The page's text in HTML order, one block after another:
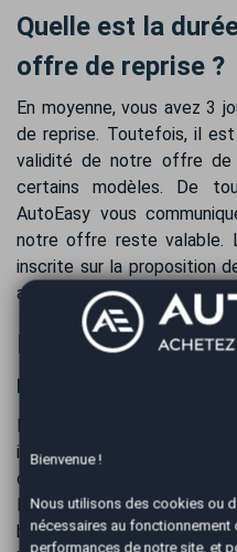
Quelle est la
offre de reprise ?
En moyenne, vous avez 3
de reprise. Toutefois, il
validité de notre offre de
certains modèles. De
AutoEasy vous
notre offre reste valable.
inscrite sur la proposition
agence.
Règlement de
reprise de votre
Nous vous payons le prix
immédiatement après la
de confort, le paiement se
Habituellement, tous les
bancaire dans les 24
Bienvenue !
Nous utilisons des cookies ou
nécessaires au fonctionnement
performances de notre site, et